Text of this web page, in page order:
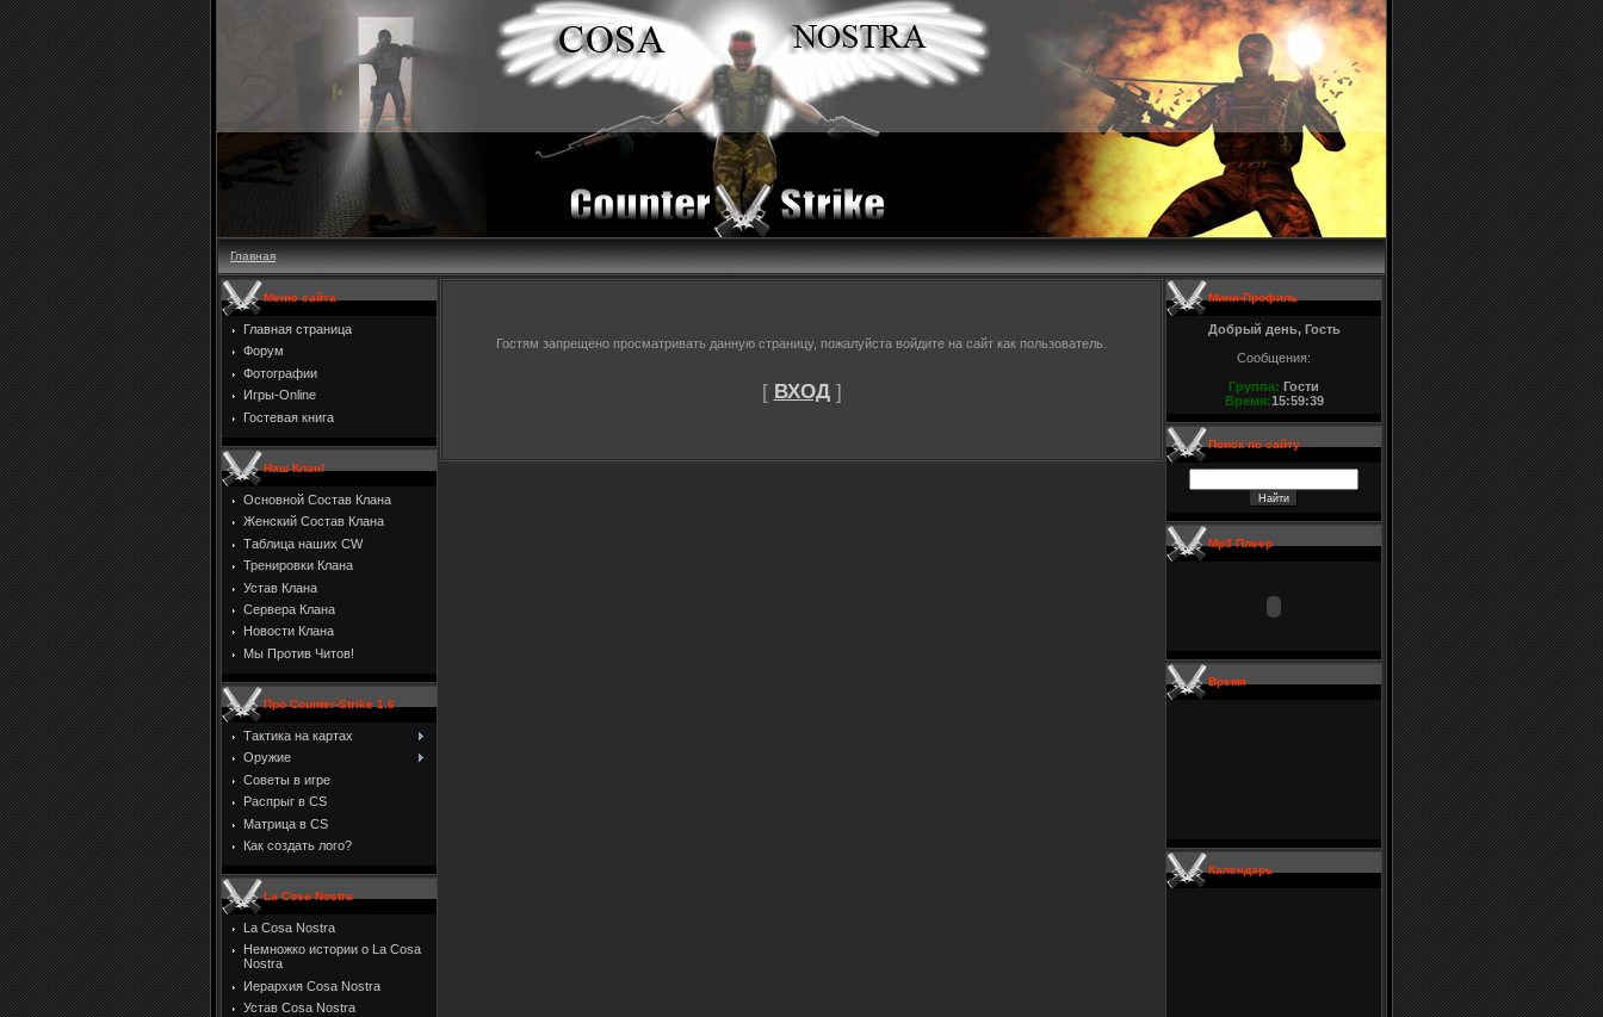
Главная
Меню сайта
Главная страница
Форум
Фотографии
Игры-Online
Гостевая книга
Наш Клан!
Основной Состав Клана
Женский Состав Клана
Таблица наших CW
Тренировки Клана
Устав Клана
Сервера Клана
Новости Клана
Мы Против Читов!
Про Counter-Strike 1.6
Тактика на картах
Оружие
Советы в игре
Распрыг в CS
Матрица в CS
Как создать лого?
La Cosa Nostra
La Cosa Nostra
Немножко истории о La Cosa
Nostra
Иерархия Cosa Nostra
Устав Cosa Nostra
Гостям запрещено просматривать данную страницу, пожалуйста войдите на сайт как пользователь.
[ ВХОД]
Мини-Профиль
Добрый день, Гость
Сообщения:
Группа: Гости
Время:15:59:39
Поиск по сайту
Mp3 Плеер
Время
Календарь